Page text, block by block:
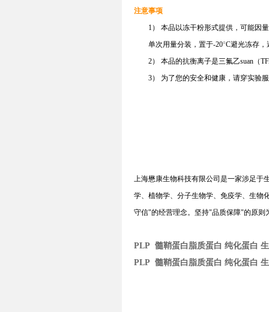
注意事项
1） 本品以冻干粉形式提供，可能因
单次用量分装，置于-20°C避光冻存，
2） 本品的抗衡离子是三氟乙suan（
3） 为了您的安全和健康，请穿实验
上海懋康生物科技有限公司是一家涉足于
学、植物学、分子生物学、免疫学、生物
守信"的经营理念。坚持"品质保障"的原则
PLP 髓鞘蛋白脂质蛋白 纯化蛋白
PLP 髓鞘蛋白脂质蛋白 纯化蛋白